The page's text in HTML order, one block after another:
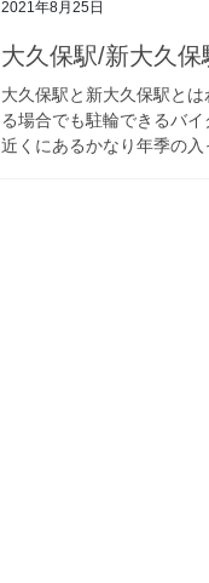
2021年8月25日
大久保駅/新大久保
大久保駅と新大久保駅と
る場合でも駐輪できるバ
近くにあるかなり年季の